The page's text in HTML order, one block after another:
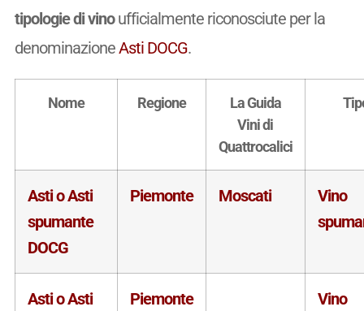
tipologie di vinoufficialmente riconosciute per la
denominazioneAsti DOCG.
Nome Regione
La Guida
Vini di
Quattrocalici
Asti o Asti
spumante
DOCG
Piemonte Moscati
Vino
Asti o Asti
Piemonte
Vino